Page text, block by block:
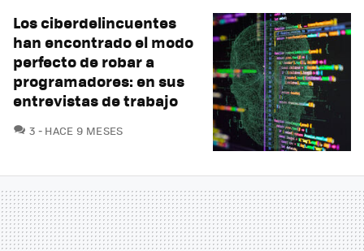
Los ciberdelincuentes
han encontrado el modo
perfecto de robar a
programadores: en sus
entrevistas de trabajo
3 COMENTARIOS
HACE 9 MESES